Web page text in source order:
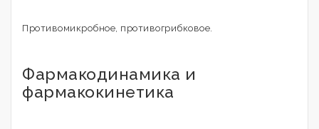
Противомикробное, противогрибковое.
Фармакодинамика и
фармакокинетика